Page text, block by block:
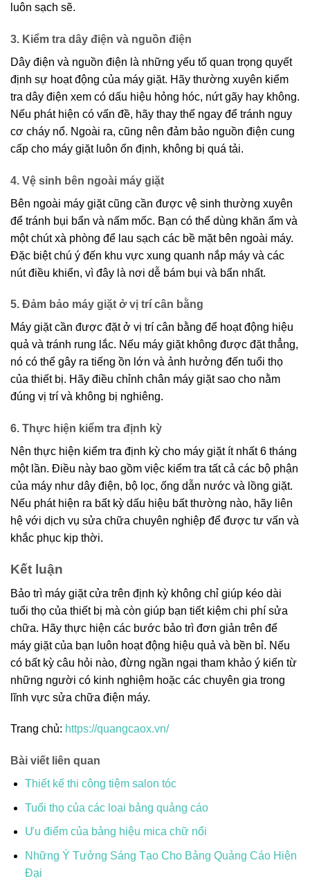
luôn sạch sẽ.
3. Kiểm tra dây điện và nguồn điện
Dây điện và nguồn điện là những yếu tố quan trọng quyết
định sự hoạt động của máy giặt. Hãy thường xuyên kiểm
tra dây điện xem có dấu hiệu hỏng hóc, nứt gãy hay không.
Nếu phát hiện có vấn đề, hãy thay thế ngay để tránh nguy
cơ cháy nổ. Ngoài ra, cũng nên đảm bảo nguồn điện cung
cấp cho máy giặt luôn ổn định, không bị quá tải.
4. Vệ sinh bên ngoài máy giặt
Bên ngoài máy giặt cũng cần được vệ sinh thường xuyên
để tránh bụi bẩn và nấm mốc. Bạn có thể dùng khăn ẩm và
một chút xà phòng để lau sạch các bề mặt bên ngoài máy.
Đặc biệt chú ý đến khu vực xung quanh nắp máy và các
nút điều khiển, vì đây là nơi dễ bám bụi và bẩn nhất.
5. Đảm bảo máy giặt ở vị trí cân bằng
Máy giặt cần được đặt ở vị trí cân bằng để hoạt động hiệu
quả và tránh rung lắc. Nếu máy giặt không được đặt thẳng,
nó có thể gây ra tiếng ồn lớn và ảnh hưởng đến tuổi thọ
của thiết bị. Hãy điều chỉnh chân máy giặt sao cho nằm
đúng vị trí và không bị nghiêng.
6. Thực hiện kiểm tra định kỳ
Nên thực hiện kiểm tra định kỳ cho máy giặt ít nhất 6 tháng
một lần. Điều này bao gồm việc kiểm tra tất cả các bộ phận
của máy như dây điện, bộ lọc, ống dẫn nước và lồng giặt.
Nếu phát hiện ra bất kỳ dấu hiệu bất thường nào, hãy liên
hệ với dịch vụ sửa chữa chuyên nghiệp để được tư vấn và
khắc phục kịp thời.
Kết luận
Bảo trì máy giặt cửa trên định kỳ không chỉ giúp kéo dài
tuổi thọ của thiết bị mà còn giúp bạn tiết kiệm chi phí sửa
chữa. Hãy thực hiện các bước bảo trì đơn giản trên để
máy giặt của bạn luôn hoạt động hiệu quả và bền bỉ. Nếu
có bất kỳ câu hỏi nào, đừng ngần ngại tham khảo ý kiến từ
những người có kinh nghiệm hoặc các chuyên gia trong
lĩnh vực sửa chữa điện máy.
Trang chủ: https://quangcaox.vn/
Bài viết liên quan
Thiết kế thi công tiệm salon tóc
Tuổi thọ của các loại bảng quảng cáo
Ưu điểm của bảng hiệu mica chữ nổi
Những Ý Tưởng Sáng Tạo Cho Bảng Quảng Cáo Hiện
Đại